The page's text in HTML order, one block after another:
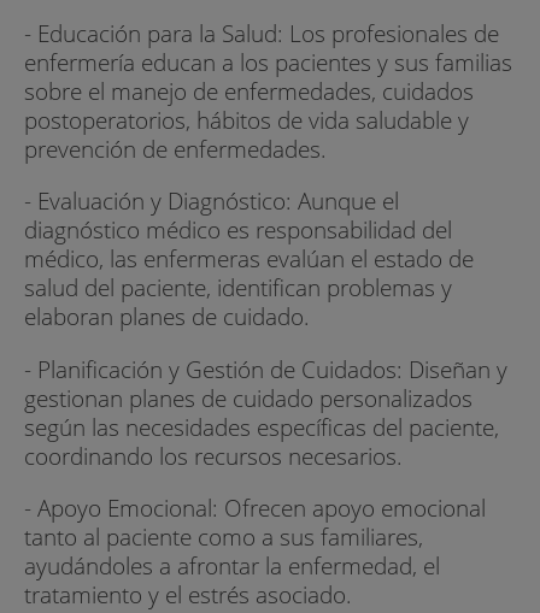
- Educación para la Salud: Los profesionales de
enfermería educan a los pacientes y sus familias
sobre el manejo de enfermedades, cuidados
postoperatorios, hábitos de vida saludable y
prevención de enfermedades.
- Evaluación y Diagnóstico: Aunque el
diagnóstico médico es responsabilidad del
médico, las enfermeras evalúan el estado de
salud del paciente, identifican problemas y
elaboran planes de cuidado.
- Planificación y Gestión de Cuidados: Diseñan y
gestionan planes de cuidado personalizados
según las necesidades específicas del paciente,
coordinando los recursos necesarios.
- Apoyo Emocional: Ofrecen apoyo emocional
tanto al paciente como a sus familiares,
ayudándoles a afrontar la enfermedad, el
tratamiento y el estrés asociado.